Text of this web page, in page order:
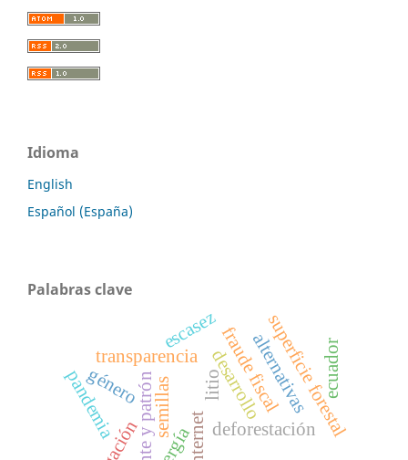
Idioma
English
Español (España)
Palabras clave
desarrollo
litio
gerente y patrón deforestación
superficie forestal
internet
transparencia
pandemia alternativas
escasez
ecuador
fraude fiscal
semillas
género